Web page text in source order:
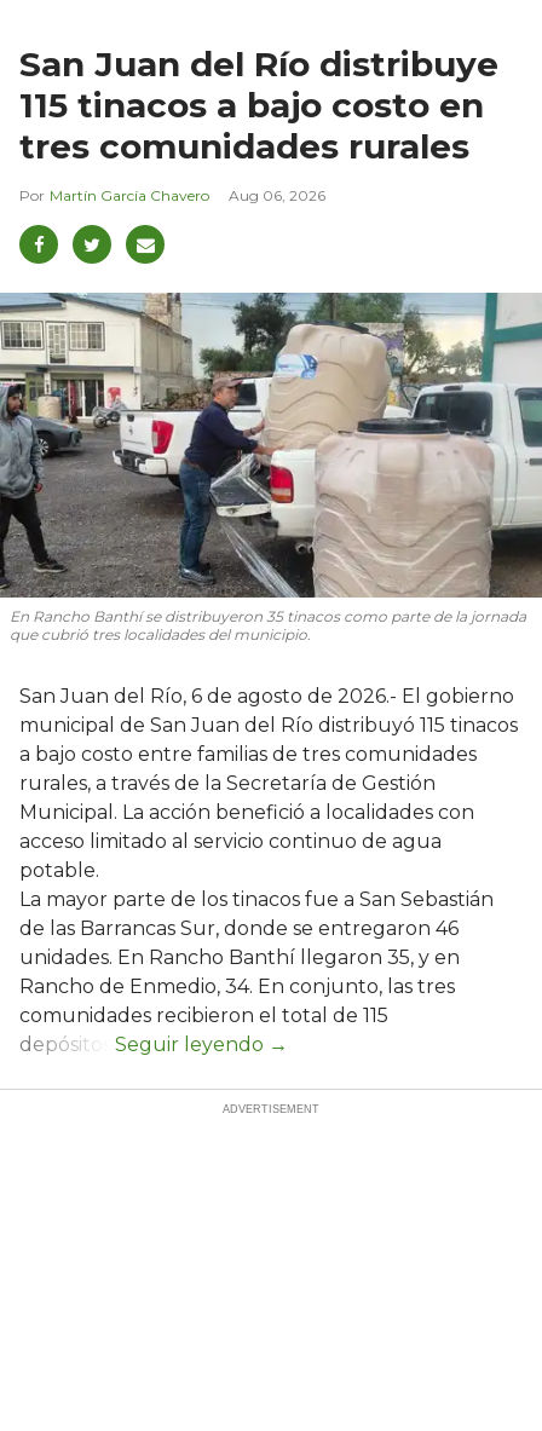
San Juan del Río distribuye
115 tinacos a bajo costo en
tres comunidades rurales
Martín García Chavero Aug 06, 2026
En Rancho Banthí se distribuyeron 35 tinacos como parte de la jornada
que cubrió tres localidades del municipio.
San Juan del Río, 6 de agosto de 2026.- El gobierno
municipal de San Juan del Río distribuyó 115 tinacos
a bajo costo entre familias de tres comunidades
rurales, a través de la Secretaría de Gestión
Municipal. La acción benefició a localidades con
acceso limitado al servicio continuo de agua
potable.
La mayor parte de los tinacos fue a San Sebastián
de las Barrancas Sur, donde se entregaron 46
unidades. En Rancho Banthí llegaron 35, y en
Rancho de Enmedio, 34. En conjunto, las tres
comunidades recibieron el total de 115
depósitos.